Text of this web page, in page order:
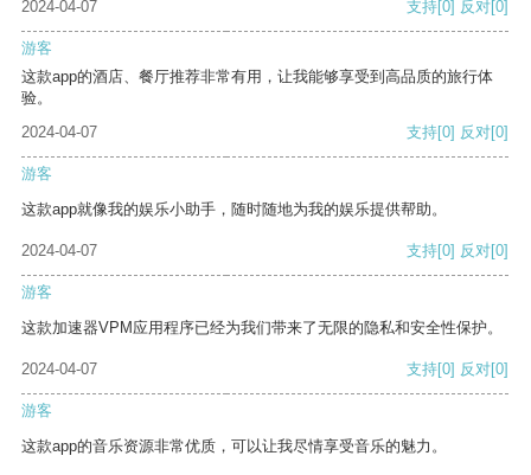
2024-04-07 支持[0] 反对[0]
游客
这款app的酒店、餐厅推荐非常有用，让我能够享受到高品质的旅行体
验。
2024-04-07
支持[0] 反对[0]
游客
这款app就像我的娱乐小助手，随时随地为我的娱乐提供帮助。
2024-04-07 支持[0] 反对[0]
游客
这款加速器VPM应用程序已经为我们带来了无限的隐私和安全性保护。
2024-04-07 支持[0] 反对[0]
游客
这款app的音乐资源非常优质，可以让我尽情享受音乐的魅力。